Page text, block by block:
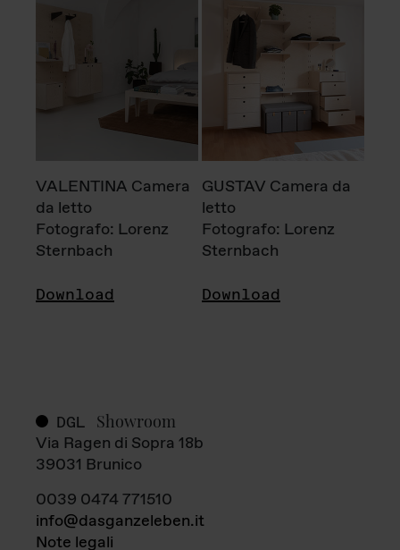
VALENTINA Camera
da letto
Fotografo: Lorenz
Sternbach
Download
GUSTAV Camera da
letto
Fotografo: Lorenz
Sternbach
Download
DGL Showroom
Via Ragen di Sopra 18b
39031 Brunico
0039 0474 771510
info@dasganzeleben.it
Note legali